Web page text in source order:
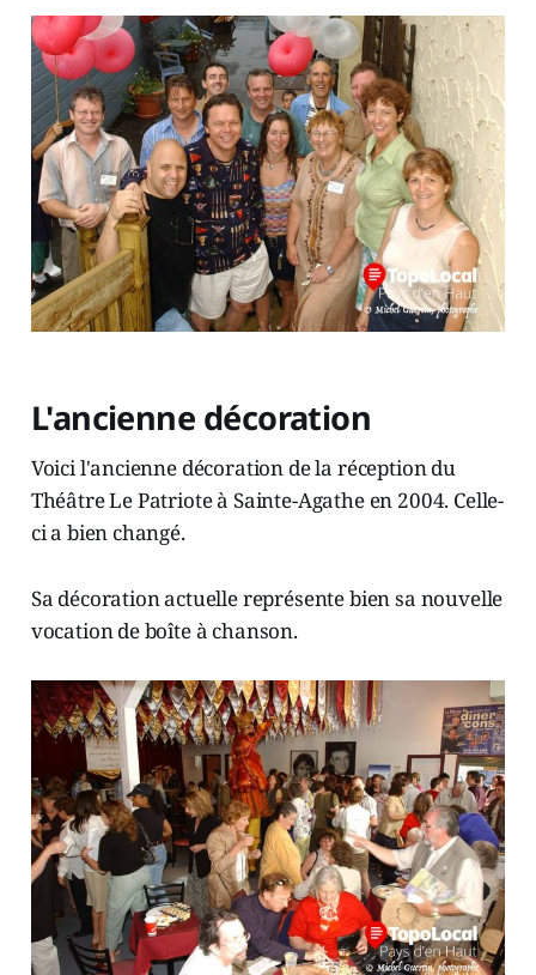
L'ancienne décoration
Voici l'ancienne décoration de la réception du
Théâtre Le Patriote à Sainte-Agathe en 2004. Celle-
ci a bien changé.
Sa décoration actuelle représente bien sa nouvelle
vocation de boîte à chanson.